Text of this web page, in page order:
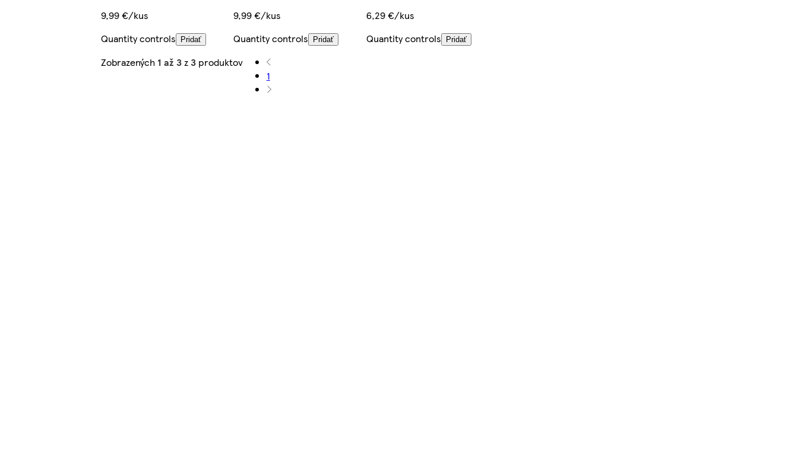
9,99 €/kus
Quantity controls
Pridať
9,99 €/kus
Quantity controls
Pridať
6,29 €/kus
Quantity controls
Pridať
Zobrazených 1 až 3z3produktov
1